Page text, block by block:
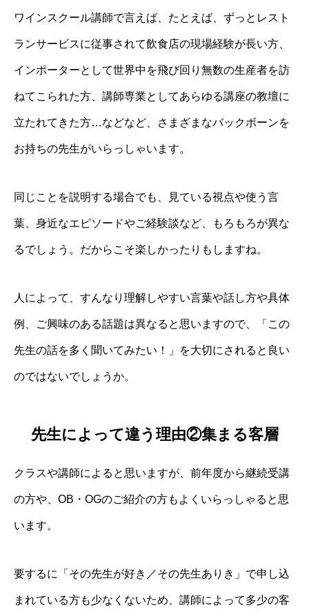
ワインスクール講師で言えば、たとえば、ずっとレスト
ランサービスに従事されて飲食店の現場経験が長い方、
インポーターとして世界中を飛び回り無数の生産者を訪
ねてこられた方、講師専業としてあらゆる講座の教壇に
立たれてきた方…などなど、さまざまなバックボーンを
お持ちの先生がいらっしゃいます。
同じことを説明する場合でも、見ている視点や使う言
葉、身近なエピソードやご経験談など、もろもろが異な
るでしょう。だからこそ楽しかったりもしますね。
人によって、すんなり理解しやすい言葉や話し方や具体
例、ご興味のある話題は異なると思いますので、「この
先生の話を多く聞いてみたい！」を大切にされると良い
のではないでしょうか。
先生によって違う理由②集まる客層
クラスや講師によると思いますが、前年度から継続受講
の方や、OB・OGのご紹介の方もよくいらっしゃると思
います。
要するに「その先生が好き／その先生ありき」で申し込
まれている方も少なくないため、講師によって多少の客